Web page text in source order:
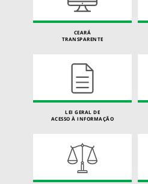
CEARÁ
TRANSPARENTE
LEI GERAL DE
ACESSO À INFORMAÇÃO